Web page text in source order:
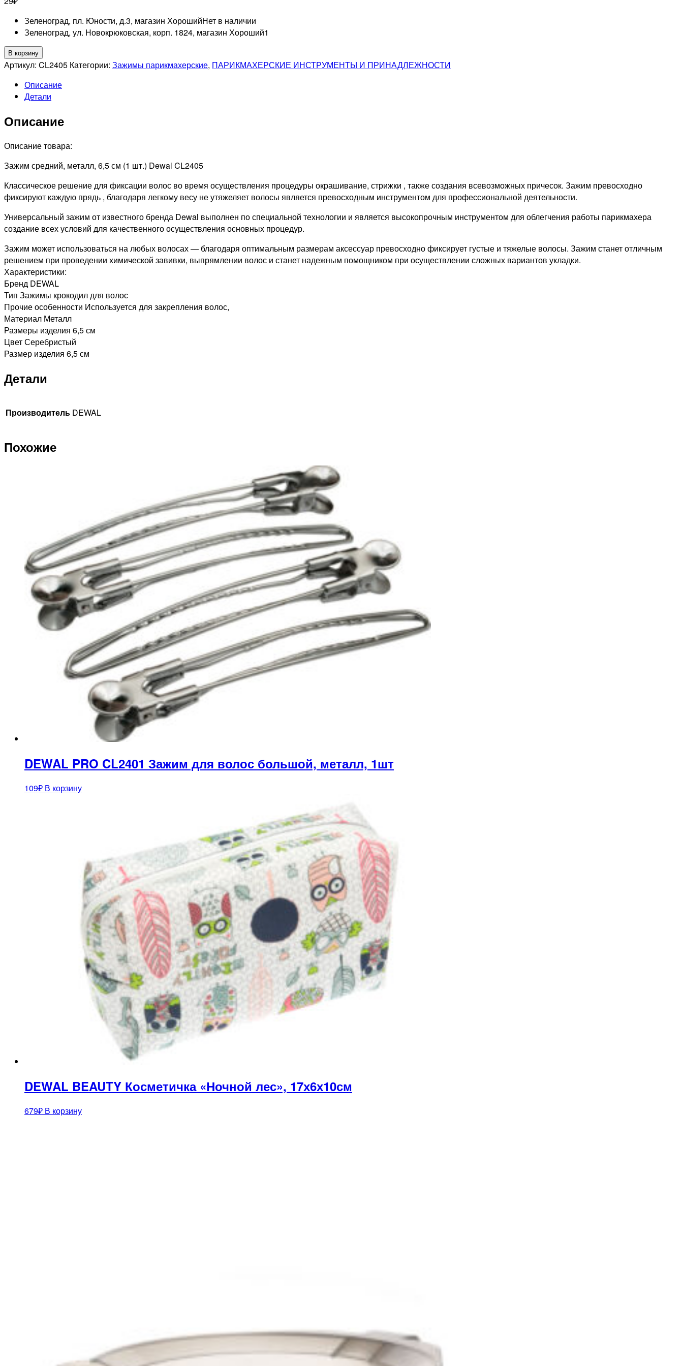
Зеленоград, пл. Юности, д.3, магазин ХорошийНет в наличии
Зеленоград, ул. Новокрюковская, корп. 1824, магазин Хороший1
Количество
товара
PRO
CL2405
для
металл,
В корзину
Артикул: CL2405 Категории: Зажимы парикмахерские, ПАРИКМАХЕРСКИЕ ИНСТРУМЕНТЫ И ПРИНАДЛЕЖНОСТИ
Описание
Детали
Описание
Описание товара:
Зажим средний, металл, 6,5 см (1 шт.) Dewal CL2405
Классическое решение для фиксации волос во время осуществления процедуры окрашивание, стрижки , также создания всевозможных причесок. Зажим превосходно
фиксируют каждую прядь , благодаря легкому весу не утяжеляет волосы является превосходным инструментом для профессиональной деятельности.
Универсальный зажим от известного бренда Dewal выполнен по специальной технологии и является высокопрочным инструментом для облегчения работы парикмахера
создание всех условий для качественного осуществления основных процедур.
Зажим может использоваться на любых волосах — благодаря оптимальным размерам аксессуар превосходно фиксирует густые и тяжелые волосы. Зажим станет отличным
решением при проведении химической завивки, выпрямлении волос и станет надежным помощником при осуществлении сложных вариантов укладки.
Характеристики:
Бренд DEWAL
Тип Зажимы крокодил для волос
Прочие особенности Используется для закрепления волос,
Материал Металл
Размеры изделия 6,5 см
Цвет Серебристый
Размер изделия 6,5 см
Детали
Производитель DEWAL
Похожие
DEWAL PRO CL2401 Зажим для волос большой, металл, 1шт
109₽ В корзину
DEWAL BEAUTY Косметичка «Ночной лес», 17х6х10см
679₽ В корзину